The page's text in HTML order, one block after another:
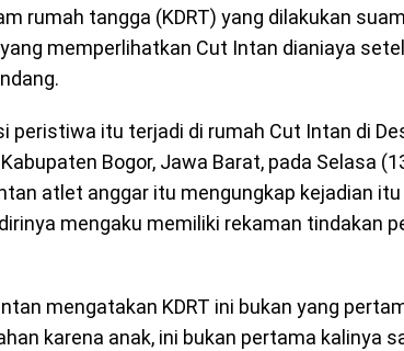
rumah tangga (KDRT) yang dilakukan
memperlihatkan Cut Intan dianiaya
peristiwa itu terjadi di rumah Cut Intan di
Bogor, Jawa Barat, pada Selasa
atlet anggar itu mengungkap kejadian itu
mengaku memiliki rekaman tindakan
mengatakan KDRT ini bukan yang
karena anak, ini bukan pertama kalinya